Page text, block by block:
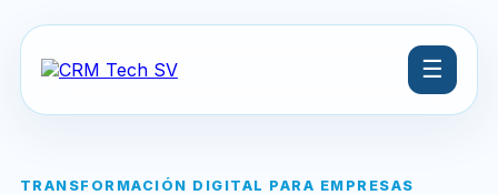
☰
TRANSFORMACIÓN DIGITAL PARA EMPRESAS